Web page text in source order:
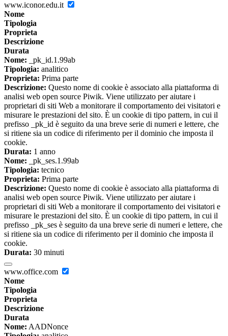
www.iconor.edu.it
Nome
Tipologia
Proprieta
Descrizione
Durata
Nome: _pk_id.1.99ab
Tipologia: analitico
Proprieta: Prima parte
Descrizione: Questo nome di cookie è associato alla piattaforma di
analisi web open source Piwik. Viene utilizzato per aiutare i
proprietari di siti Web a monitorare il comportamento dei visitatori e
misurare le prestazioni del sito. È un cookie di tipo pattern, in cui il
prefisso _pk_id è seguito da una breve serie di numeri e lettere, che
si ritiene sia un codice di riferimento per il dominio che imposta il
cookie.
Durata: 1 anno
Nome: _pk_ses.1.99ab
Tipologia: tecnico
Proprieta: Prima parte
Descrizione: Questo nome di cookie è associato alla piattaforma di
analisi web open source Piwik. Viene utilizzato per aiutare i
proprietari di siti Web a monitorare il comportamento dei visitatori e
misurare le prestazioni del sito. È un cookie di tipo pattern, in cui il
prefisso _pk_ses è seguito da una breve serie di numeri e lettere, che
si ritiene sia un codice di riferimento per il dominio che imposta il
cookie.
Durata: 30 minuti
www.office.com
Nome
Tipologia
Proprieta
Descrizione
Durata
Nome: AADNonce